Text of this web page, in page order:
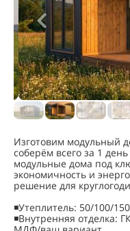
Изготовим модульный
соберём всего за 1
модульные дома под
экономичность и
решение для
◾Утеплитель: 50/100/
◾Внутренняя отделка: